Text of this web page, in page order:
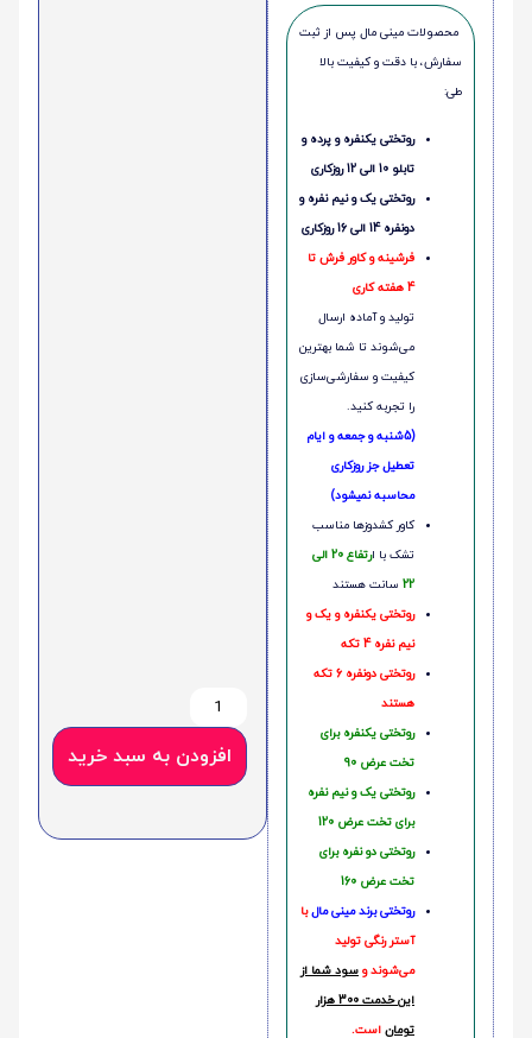
محصولات مینی‌ مال پس از ثبت
سفارش، با دقت و کیفیت بالا
طی:
روتختی یکنفره و پرده و
تابلو 10 الی 12 روزکاری
روتختی یک و نیم نفره و
دونفره 14 الی 16 روزکاری
فرشینه و کاور فرش تا
4 هفته کاری
تولید و آماده ارسال
می‌شوند تا شما بهترین
کیفیت و سفارشی‌سازی
را تجربه کنید.
(5شنبه و جمعه و ایام
تعطیل جز روزکاری
محاسبه نمیشود)
کاور کشدوزها مناسب
تشک با ا
رتفاع 20 الی
22 سانت هستند
روتختی یکنفره و یک و
نیم نفره 4 تکه
روتختی دونفره 6 تکه
هستند
روتختی یکنفره برای
تخت عرض 90
روتختی یک و نیم نفره
برای تخت عرض 120
روتختی دو نفره برای
تخت عرض 160
روتختی‌ برند مینی مالبا
آستر رنگی تولید
می‌شوند و سود شما از
این خدمت 300 هزار
تومان است.
افزودن به سبد خرید